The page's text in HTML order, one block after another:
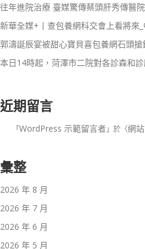
往年進院治療 臺媒驚傳蔡頭肝秀傳醫
新華全媒+丨查包養網科交會上看將來
郭濤誕辰宴被甜心寶貝喜包養網石頭
本日14時起，菏澤市二院對各診森和
近期留言
「WordPress 示範留言者」於〈網
彙整
2026 年 8 月
2026 年 7 月
2026 年 6 月
2026 年 5 月